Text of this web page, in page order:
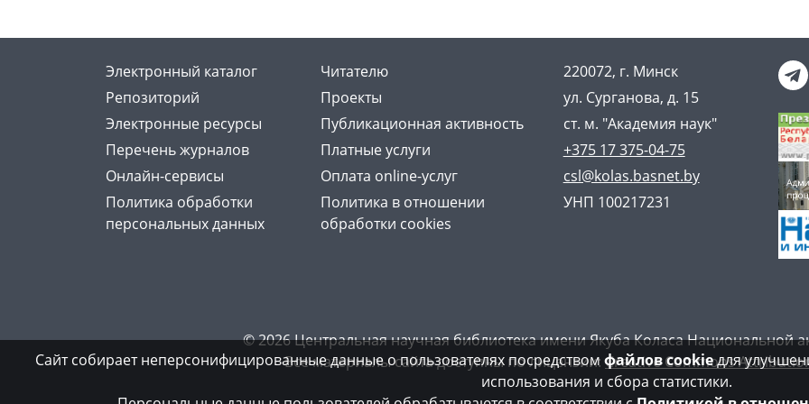
Электронный каталог
Читателю
Репозиторий
Проекты
Электронные ресурсы
Публикационная активность
Перечень журналов
Платные услуги
Онлайн-сервисы
Оплата online-услуг
Политика обработки
персональных данных
Политика в отношении
обработки cookies
220072, г. Минск
ул. Сурганова, д. 15
ст. м. "Академия наук"
+375 17 375-04-75
csl@kolas.basnet.by
УНП 100217231
© 2026 Центральная научная библиотека имени Якуба Коласа Национальной
Все материалы сайта доступны по лицензии:Creative Commons
Сайт собирает неперсонифицированные данные о пользователях посредствомфайлов cookieдля
использования и сбора статистики.